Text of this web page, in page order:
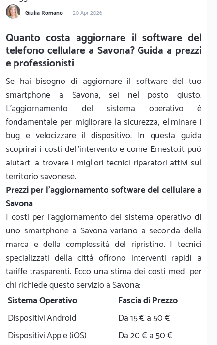
Giulia Romano 20 Apr 2026
Quanto costa aggiornare il software del
telefono cellulare a Savona? Guida a prezzi
e professionisti
Se hai bisogno di aggiornare il software del tuo
smartphone a Savona, sei nel posto giusto.
L'aggiornamento del sistema operativo è
fondamentale per migliorare la sicurezza, eliminare i
bug e velocizzare il dispositivo. In questa guida
scoprirai i costi dell'intervento e come Ernesto.it può
aiutarti a trovare i migliori tecnici riparatori attivi sul
territorio savonese.
Prezzi per l'aggiornamento software del cellulare a
Savona
I costi per l'aggiornamento del sistema operativo di
uno smartphone a Savona variano a seconda della
marca e della complessità del ripristino. I tecnici
specializzati della città offrono interventi rapidi a
tariffe trasparenti. Ecco una stima dei costi medi per
chi richiede questo servizio a Savona:
Sistema Operativo
Fascia di Prezzo
Dispositivi Android
Da 15 € a 50 €
Dispositivi Apple (iOS)
Da 20 € a 50 €